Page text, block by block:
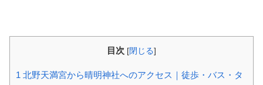
目次 [閉じる]
1 北野天満宮から晴明神社へのアクセス｜徒歩・バス・タ